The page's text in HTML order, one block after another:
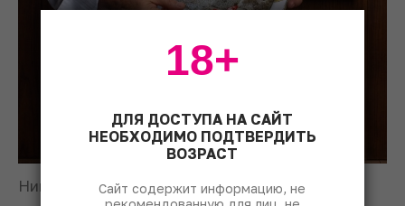
Нино Грациано. Фото: © Semifreddo Group
ДЛЯ ДОСТУПА НА САЙТ
НЕОБХОДИМО ПОДТВЕРДИТЬ
ВОЗРАСТ
Сайт содержит информацию, не
18+